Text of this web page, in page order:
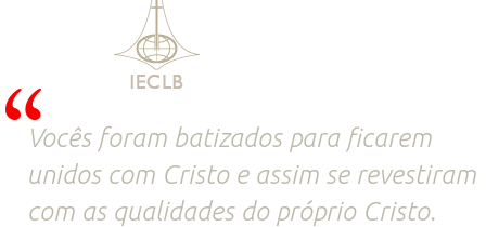
Vocês foram batizados para ficarem
unidos com Cristo e assim se revestiram
com as qualidades do próprio Cristo.